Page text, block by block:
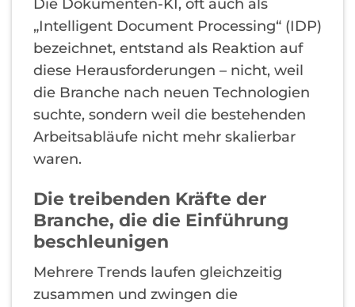
Die Dokumenten-KI, oft auch als
„Intelligent Document Processing“ (IDP)
bezeichnet, entstand als Reaktion auf
diese Herausforderungen – nicht, weil
die Branche nach neuen Technologien
suchte, sondern weil die bestehenden
Arbeitsabläufe nicht mehr skalierbar
waren.
Die treibenden Kräfte der
Branche, die die Einführung
beschleunigen
Mehrere Trends laufen gleichzeitig
zusammen und zwingen die